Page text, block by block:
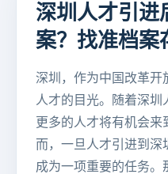
深圳人才引进
案？找准档案
深圳，作为中国改革开
人才的目光。随着深圳
更多的人才将有机会
而，一旦人才引进到深
成为一项重要的任务。